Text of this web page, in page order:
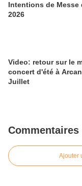
Intentions de Messe
2026
Video: retour sur le magnifique
concert d'été à
Juillet
Commentaires
Ajouter